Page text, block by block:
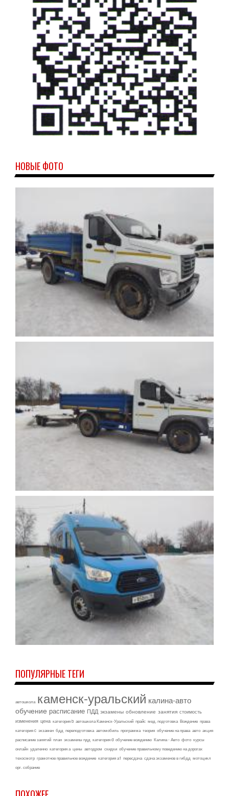
НОВЫЕ ФОТО
ПОПУЛЯРНЫЕ ТЕГИ
автошкола каменск-уральский калина-авто
обучение расписание ПДД экзамены обновление занятия стоимость
изменения цена категория b автошкола Каменск-Уральский прайс мед. подготовка Вождение права
категория c экзамен бдд переподготовка автомобиль программа теория обучение на права авто акция
расписание занятий план экзамены пдд категория d обучение вождению Калина - Авто фото курсы
онлайн удаленно категория а цены автодром скидки обучение правильному поведению на дорогах
техосмотр грамотное правильное вождение категория а1 пересдача сдача экзаменов в гибдд мотоцикл
орг. собрание